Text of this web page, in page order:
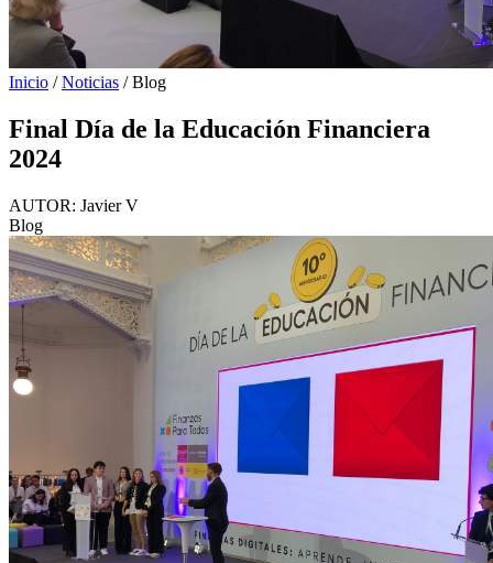
Inicio / Noticias / Blog
Final Día de la Educación Financiera
2024
AUTOR: Javier V
Blog